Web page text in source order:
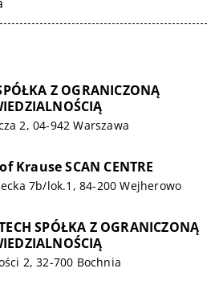
Z OGRANICZONĄ
2, 04-942 Warszawa
Krause SCAN CENTRE
7b/lok.1, 84-200 Wejherowo
SPÓŁKA Z OGRANICZONĄ
2, 32-700 Bochnia